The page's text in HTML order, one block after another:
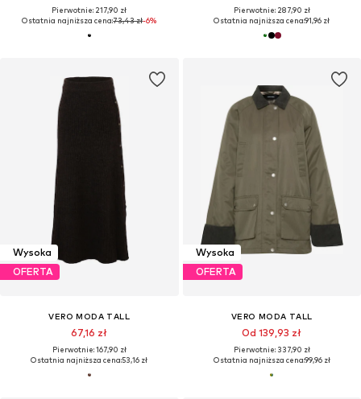
Pierwotnie: 217,90 zł
Ostatnia najniższa cena:73,43 zł-6%
Pierwotnie: 287,90 zł
Ostatnia najniższa cena:91,96 zł
Wysoka
OFERTA
VERO MODA TALL
67,16 zł
Pierwotnie: 167,90 zł
Ostatnia najniższa cena:53,16 zł
Wysoka
OFERTA
VERO MODA TALL
Od 139,93 zł
Pierwotnie: 337,90 zł
Ostatnia najniższa cena:99,96 zł